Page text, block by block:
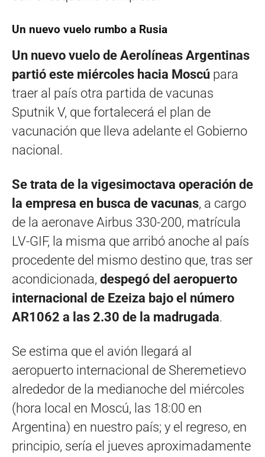
Un nuevo vuelo rumbo a Rusia
Un nuevo vuelo de Aerolíneas Argentinas
partió este miércoles hacia Moscú para
traer al país otra partida de vacunas
Sputnik V, que fortalecerá el plan de
vacunación que lleva adelante el Gobierno
nacional.
Se trata de la vigesimoctava operación de
la empresa en busca de vacunas, a cargo
de la aeronave Airbus 330-200, matrícula
LV-GIF, la misma que arribó anoche al país
procedente del mismo destino que, tras ser
acondicionada, despegó del aeropuerto
internacional de Ezeiza bajo el número
AR1062 a las 2.30 de la madrugada.
Se estima que el avión llegará al
aeropuerto internacional de Sheremetievo
alrededor de la medianoche del miércoles
(hora local en Moscú, las 18:00 en
Argentina) en nuestro país; y el regreso, en
principio, sería el jueves aproximadamente